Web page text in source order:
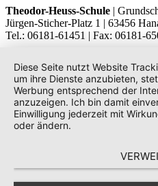
Theodor-Heuss-Schule |
Jürgen-Sticher-Platz 1 | 63456
Tel.: 06181-61451 | Fax: 06181-
Diese Seite nutzt Website
um ihre Dienste anzubieten,
Werbung entsprechend der
anzuzeigen. Ich bin damit
Einwilligung jederzeit mit
oder ändern.